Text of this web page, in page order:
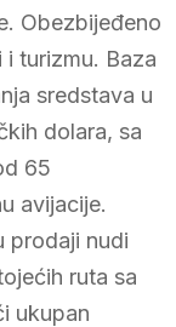
Obezbijeđeno
i turizmu. Baza
sredstava u
dolara, sa
65
avijacije.
prodaji nudi
ruta sa
ukupan